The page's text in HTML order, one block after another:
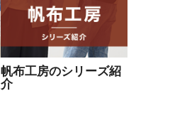
帆布工房のシリーズ紹
介